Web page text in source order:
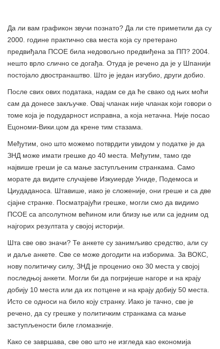
Да ли вам графикон звучи познато? Да ли сте приметили да су
2000. године практично сва места која су претерано
предвиђала ПСОЕ била недовољно предвиђена за ПП? 2004.
нешто врло слично се догађа. Отуда је речено да је у Шпанији
постојало двостранаштво. Што је један изгубио, други добио.
После свих ових података, надам се да ће свако од њих моћи
сам да донесе закључке. Овај чланак није чланак који говори о
томе која је подударност исправна, а која нетачна. Није посао
Ецономи-Вики.цом да крене тим стазама.
Међутим, оно што можемо потврдити увидом у податке је да
ЗНД може имати грешке до 40 места. Међутим, тамо где
највише греши је са мање заступљеним странкама. Само
морате да видите случајеве Изкуиерде Униде, Подемоса и
Циудаданоса. Штавише, иако је сложеније, они греше и са две
сјајне странке. Посматрајући грешке, могли смо да видимо
ПСОЕ са апсолутном већином или близу ње или са једним од
најгорих резултата у својој историји.
Шта све ово значи? Те анкете су занимљиво средство, али су
и даље анкете. Све се може догодити на изборима. За ВОКС,
нову политичку силу, ЗНД је проценио око 30 места у својој
последњој анкети. Могли би да погријеше нагоре и на крају
добију 10 места или да их потцене и на крају добију 50 места.
Исто се односи на било коју странку. Иако је тачно, све је
речено, да су грешке у политичким странкама са мање
заступљености биле гломазније.
Како се завршава, све ово што не изгледа као економија